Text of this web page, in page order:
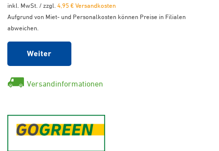
inkl. MwSt. / zzgl. 4,95 € Versandkosten
Aufgrund von Miet- und Personalkosten können Preise in Filialen
abweichen.
Weiter
Versandinformationen